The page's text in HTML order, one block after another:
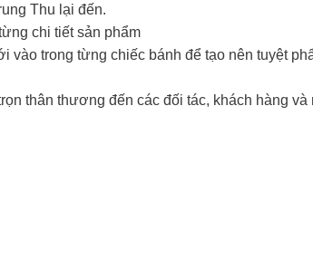
Thu lại đến.
chi tiết sản phẩm
trong từng chiếc bánh để tạo nên tuyệt
thân thương đến các đối tác, khách hàng